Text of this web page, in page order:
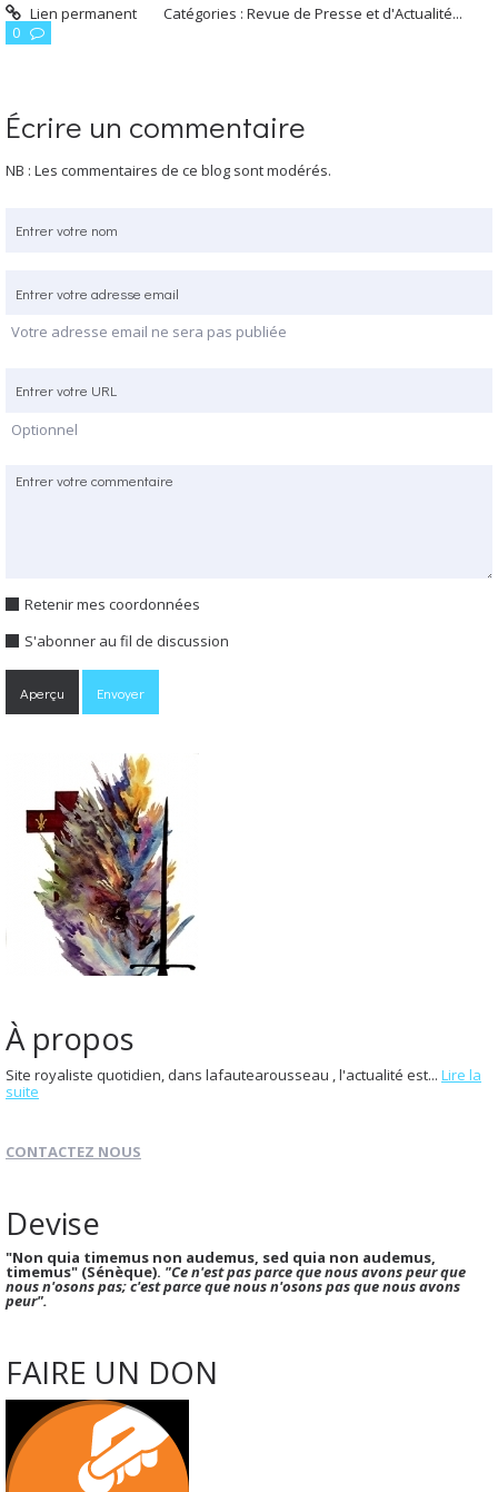
Lien permanent Catégories :Revue de Presse et d'Actualité...
0
Écrire un commentaire
NB : Les commentaires de ce blog sont modérés.
Votre adresse email ne sera pas publiée
Optionnel
Retenir mes coordonnées
S'abonner au fil de discussion
À propos
Site royaliste quotidien, dans lafautearousseau , l'actualité est... Lire la
suite
CONTACTEZ NOUS
Devise
"Non quia timemus non audemus, sed quia non audemus,
timemus" (Sénèque). "Ce n'est pas parce que nous avons peur que
nous n'osons pas; c'est parce que nous n'osons pas que nous avons
peur".
FAIRE UN DON